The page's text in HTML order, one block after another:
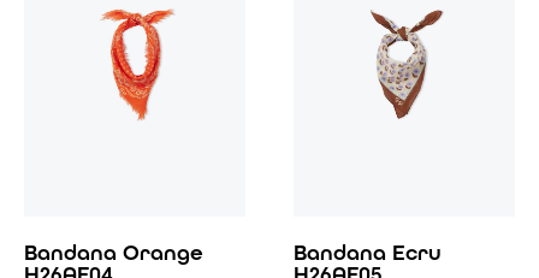
Bandana Orange
Bandana Ecru